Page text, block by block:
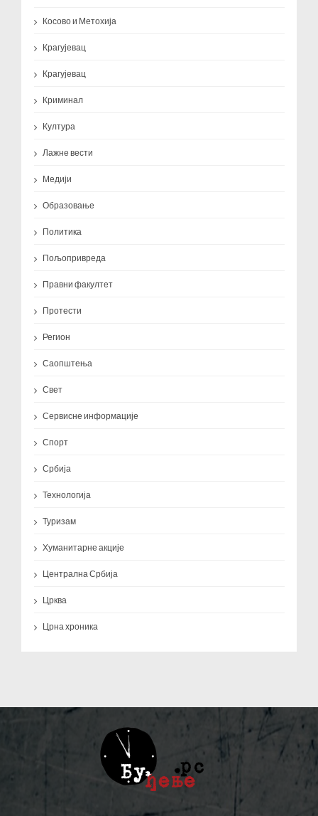
Косово и Метохија
Крагујевац
Крагујевац
Криминал
Култура
Лажне вести
Медији
Образовање
Политика
Пољопривреда
Правни факултет
Протести
Регион
Саопштења
Свет
Сервисне информације
Спорт
Србија
Технологија
Туризам
Хуманитарне акције
Централна Србија
Црква
Црна хроника